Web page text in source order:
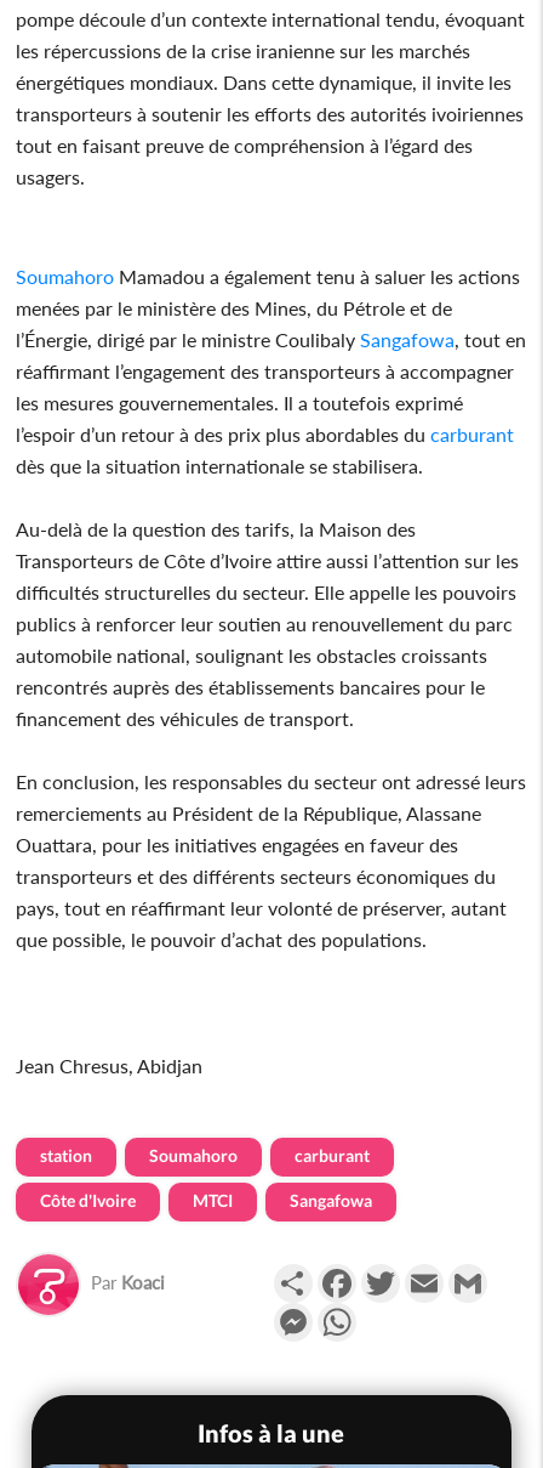
pompe découle d’un contexte international tendu, évoquant
les répercussions de la crise iranienne sur les marchés
énergétiques mondiaux. Dans cette dynamique, il invite les
transporteurs à soutenir les efforts des autorités ivoiriennes
tout en faisant preuve de compréhension à l’égard des
usagers.
Soumahoro Mamadou a également tenu à saluer les actions
menées par le ministère des Mines, du Pétrole et de
l’Énergie, dirigé par le ministre CoulibalySangafowa, tout en
réaffirmant l’engagement des transporteurs à accompagner
les mesures gouvernementales. Il a toutefois exprimé
l’espoir d’un retour à des prix plus abordables ducarburant
dès que la situation internationale se stabilisera.
Au-delà de la question des tarifs, la Maison des
Transporteurs de Côte d’Ivoire attire aussi l’attention sur les
difficultés structurelles du secteur. Elle appelle les pouvoirs
publics à renforcer leur soutien au renouvellement du parc
automobile national, soulignant les obstacles croissants
rencontrés auprès des établissements bancaires pour le
financement des véhicules de transport.
En conclusion, les responsables du secteur ont adressé leurs
remerciements au Président de la République, Alassane
Ouattara, pour les initiatives engagées en faveur des
transporteurs et des différents secteurs économiques du
pays, tout en réaffirmant leur volonté de préserver, autant
que possible, le pouvoir d’achat des populations.
Jean Chresus, Abidjan
station Soumahoro carburant
Côte d'Ivoire MTCI Sangafowa
Par Koaci PartagerFacebookTwitterEmail
Messenger
Infos à la une